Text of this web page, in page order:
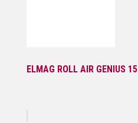
ELMAG ROLL AIR GENIUS 15